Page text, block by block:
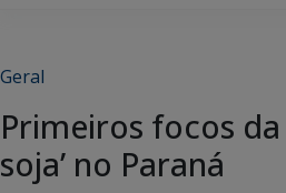
Geral
Primeiros focos
soja’ no Paraná